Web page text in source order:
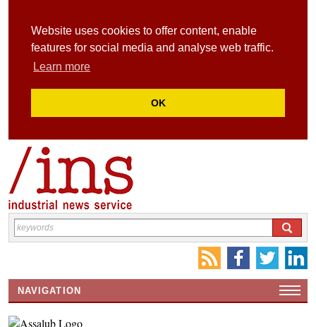
Website uses cookies to offer content, enable
features for social media and analyse web traffic.
Learn more
OK
NAVIGATION